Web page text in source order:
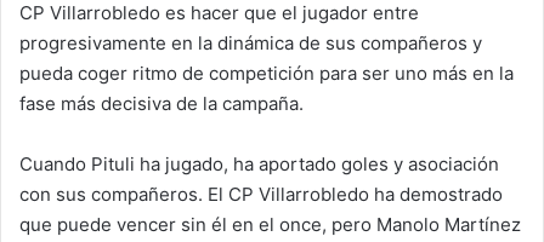
CP Villarrobledo es hacer que el jugador entre
progresivamente en la dinámica de sus compañeros y
pueda coger ritmo de competición para ser uno más en la
fase más decisiva de la campaña.
Cuando Pituli ha jugado, ha aportado goles y asociación
con sus compañeros. El CP Villarrobledo ha demostrado
que puede vencer sin él en el once, pero Manolo Martínez